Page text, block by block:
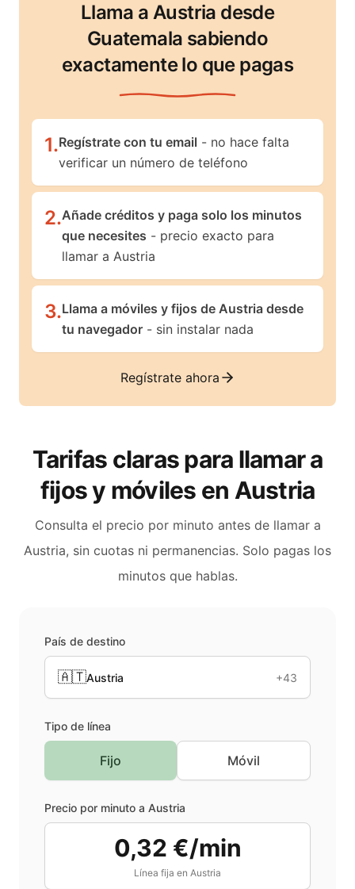
Llama a Austria desde
Guatemala sabiendo
exactamente lo que pagas
1.Regístrate con tu email - no hace falta
verificar un número de teléfono
2.Añade créditos y paga solo los minutos
que necesites - precio exacto para
llamar a Austria
3.Llama a móviles y fijos de Austria desde
tu navegador - sin instalar nada
Regístrate ahora
Tarifas claras para llamar a
fijos y móviles en Austria
Consulta el precio por minuto antes de llamar a
Austria, sin cuotas ni permanencias. Solo pagas los
minutos que hablas.
País de destino
🇦🇹Austria +43
Tipo de línea
Fijo Móvil
Precio por minuto a Austria
0,32 €/min
Línea fija en Austria